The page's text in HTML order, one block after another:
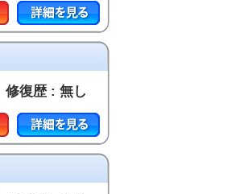
修復歴 : 無し